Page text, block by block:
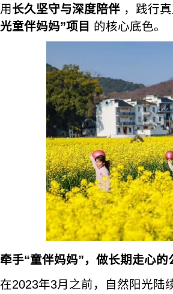
用 长久坚守与深度陪伴 ，践行
光童伴妈妈”项目 的核心底色。
牵手“童伴妈妈”，做长期走心的
在2023年3月之前，自然阳光陆